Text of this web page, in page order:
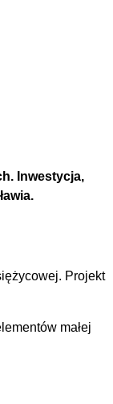
Inwestycja,
Projekt
małej